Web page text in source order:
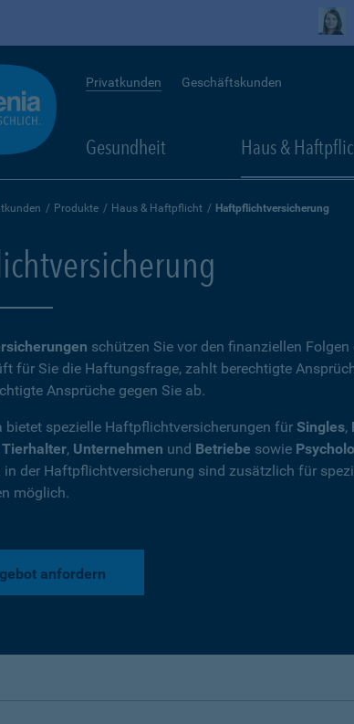
Privatkunden Geschäftskunden
Gesundheit Haus &
Produkte Haus & Haftpflicht Haftpflichtversicherung
schützen Sie vor den finanziellen
für Sie die Haftungsfrage, zahlt berechtigte
Ansprüche gegen Sie ab.
bietet spezielle Haftpflichtversicherungen für Singles,
, Unternehmen und Betriebe sowie
in der Haftpflichtversicherung sind zusätzlich für
möglich.
anfordern